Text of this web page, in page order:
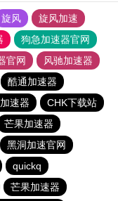
旋风
旋风加速
狗急加速器官网
官网
风驰加速器
酷通加速器
速器
CHK下载站
芒果加速器
黑洞加速官网
quickq
芒果加速器